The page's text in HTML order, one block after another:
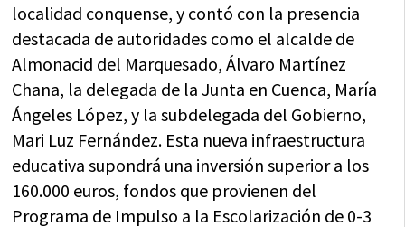
localidad conquense, y contó con la presencia
destacada de autoridades como el alcalde de
Almonacid del Marquesado, Álvaro Martínez
Chana, la delegada de la Junta en Cuenca, María
Ángeles López, y la subdelegada del Gobierno,
Mari Luz Fernández. Esta nueva infraestructura
educativa supondrá una inversión superior a los
160.000 euros, fondos que provienen del
Programa de Impulso a la Escolarización de 0-3